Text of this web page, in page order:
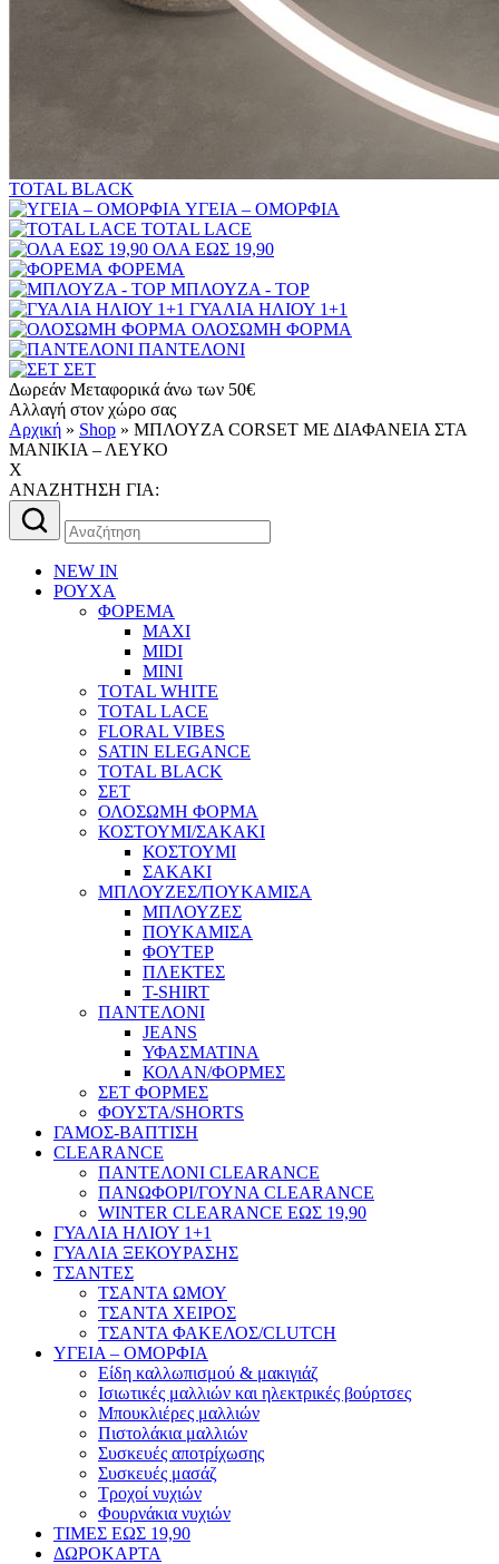
TOTAL BLACK
ΥΓΕΙΑ – ΟΜΟΡΦΙΑ
TOTAL LACE
ΟΛΑ ΕΩΣ 19,90
ΦΟΡΕΜΑ
ΜΠΛΟΥΖΑ - TOP
ΓΥΑΛΙΑ ΗΛΙΟΥ 1+1
ΟΛΟΣΩΜΗ ΦΟΡΜΑ
ΠΑΝΤΕΛΟΝΙ
ΣΕΤ
Δωρεάν Μεταφορικά άνω των 50€
Αλλαγή στον χώρο σας
Αρχική » Shop » ΜΠΛΟΥΖΑ CORSET ΜΕ ΔΙΑΦΑΝΕΙΑ ΣΤΑ
ΜΑΝΙΚΙΑ – ΛΕΥΚΟ
X
AΝΑΖΗΤΗΣΗ ΓΙΑ:
Αναζήτηση
για:
NEW IN
ΡΟΥΧΑ
ΦΟΡΕΜΑ
MAXI
MIDI
MINI
TOTAL WHITE
TOTAL LACE
FLORAL VIBES
SATIN ELEGANCE
TOTAL BLACK
ΣΕΤ
ΟΛΟΣΩΜΗ ΦΟΡΜΑ
ΚΟΣΤΟΥΜΙ/ΣΑΚΑΚΙ
ΚΟΣΤΟΥΜΙ
ΣΑΚΑΚΙ
ΜΠΛΟΥΖΕΣ/ΠΟΥΚΑΜΙΣΑ
ΜΠΛΟΥΖΕΣ
ΠΟΥΚΑΜΙΣΑ
ΦΟΥΤΕΡ
ΠΛΕΚΤΕΣ
T-SHIRT
ΠΑΝΤΕΛΟΝΙ
JEANS
ΥΦΑΣΜΑΤΙΝΑ
ΚΟΛΑΝ/ΦΟΡΜΕΣ
ΣΕΤ ΦΟΡΜΕΣ
ΦΟΥΣΤΑ/SHORTS
ΓΑΜΟΣ-ΒΑΠΤΙΣΗ
CLEARANCE
ΠΑΝΤΕΛΟΝΙ CLEARANCE
ΠΑΝΩΦΟΡΙ/ΓΟΥΝΑ CLEARANCE
WINTER CLEARANCE ΕΩΣ 19,90
ΓΥΑΛΙΑ ΗΛΙΟΥ 1+1
ΓΥΑΛΙΑ ΞΕΚΟΥΡΑΣΗΣ
ΤΣΑΝΤΕΣ
ΤΣΑΝΤΑ ΩΜΟΥ
ΤΣΑΝΤΑ ΧΕΙΡΟΣ
ΤΣΑΝΤΑ ΦΑΚΕΛΟΣ/CLUTCH
ΥΓΕΙΑ – ΟΜΟΡΦΙΑ
Είδη καλλωπισμού & μακιγιάζ
Ισιωτικές μαλλιών και ηλεκτρικές βούρτσες
Μπουκλιέρες μαλλιών
Πιστολάκια μαλλιών
Συσκευές αποτρίχωσης
Συσκευές μασάζ
Τροχοί νυχιών
Φουρνάκια νυχιών
ΤΙΜΕΣ ΕΩΣ 19,90
ΔΩΡΟΚΑΡΤΑ